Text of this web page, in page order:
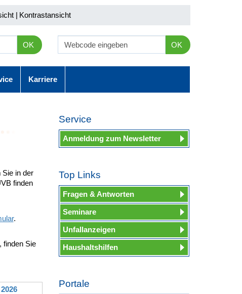
| Kontrastansicht
OK OK
Karriere
in der
finden
.
finden Sie
Service
Anmeldung zum Newsletter
Top Links
Fragen & Antworten
Seminare
Unfallanzeigen
Haushaltshilfen
Portale